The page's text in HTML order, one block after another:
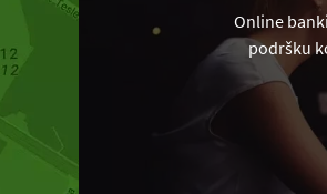
Online
podršku